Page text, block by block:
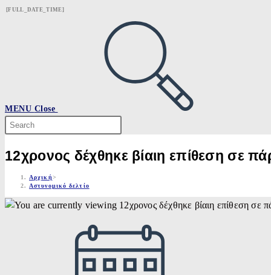
Skip
[FULL_DATE_TIME]
MENU Close
Search
this
website
12χρονος δέχθηκε βίαιη επίθεση σε
Αρχική>
Αστυνομικό δελτίο